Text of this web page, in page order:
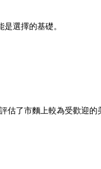
選擇的基礎。
了市麵上較為受歡迎的